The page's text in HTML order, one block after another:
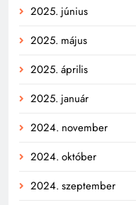
2025. június
2025. május
2025. április
2025. január
2024. november
2024. október
2024. szeptember